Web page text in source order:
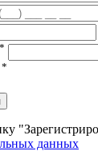
*
*
данных